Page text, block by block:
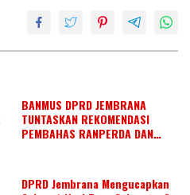
BANMUS DPRD JEMBRANA
TUNTASKAN REKOMENDASI
PEMBAHAS RANPERDA DAN
DPRD Jembrana Mengucapkan